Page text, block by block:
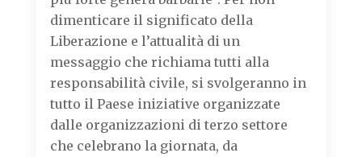
dimenticare il significato della
Liberazione e l’attualità di un
messaggio che richiama tutti alla
responsabilità civile, si svolgeranno in
tutto il Paese iniziative organizzate
dalle organizzazioni di terzo settore
che celebrano la giornata, da